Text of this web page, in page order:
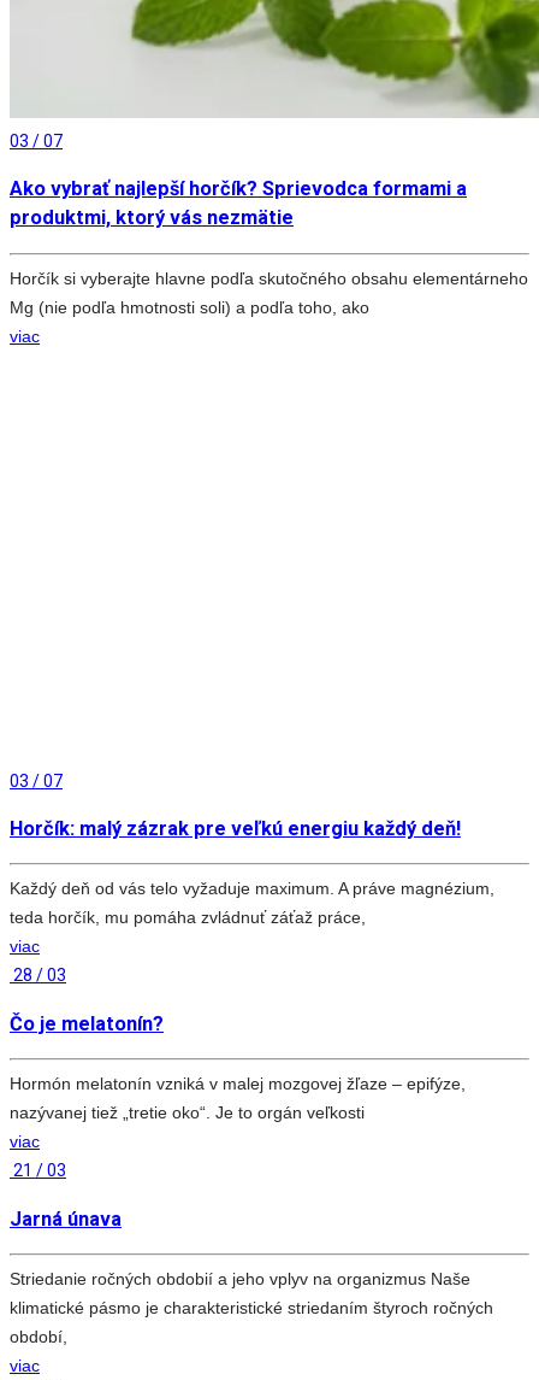
03 / 07
Ako vybrať najlepší horčík? Sprievodca formami a
produktmi, ktorý vás nezmätie
Horčík si vyberajte hlavne podľa skutočného obsahu elementárneho
Mg (nie podľa hmotnosti soli) a podľa toho, ako
viac
03 / 07
Horčík: malý zázrak pre veľkú energiu každý deň!
Každý deň od vás telo vyžaduje maximum. A práve magnézium,
teda horčík, mu pomáha zvládnuť záťaž práce,
viac
28 / 03
Čo je melatonín?
Hormón melatonín vzniká v malej mozgovej žľaze – epifýze,
nazývanej tiež „tretie oko“. Je to orgán veľkosti
viac
21 / 03
Jarná únava
Striedanie ročných obdobií a jeho vplyv na organizmus Naše
klimatické pásmo je charakteristické striedaním štyroch ročných
období,
viac